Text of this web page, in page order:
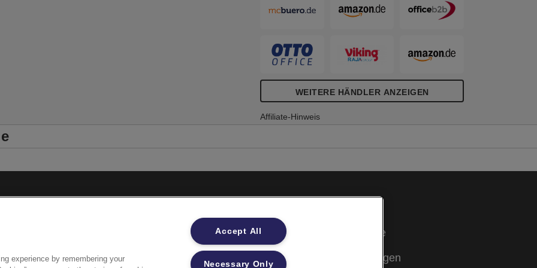
WEITERE HÄNDLER ANZEIGEN
Affiliate-Hinweis
Datenschutzhinweise
Datenzugriffsberechtigung
Rechtliche Hinweise
Garantiebestimmungen
experience by remembering your
Accept All
Necessary Only